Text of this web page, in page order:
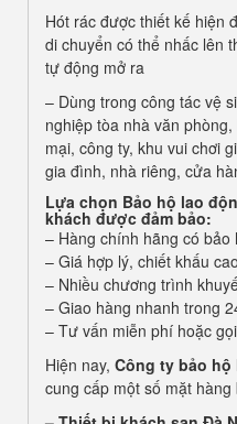
Hót rác được thiết kế hiện
di chuyển có thể nhấc lên
tự động mở ra
– Dùng trong công tác vệ
nghiệp tòa nhà văn
mại, công ty, khu vui chơi
gia đình, nhà riêng, cửa
Lựa chọn Bảo hộ lao
khách được đảm bảo:
– Hàng chính hãng có bảo
– Giá hợp lý, chiết khấu cao
– Nhiều chương trình
– Giao hàng nhanh trong
– Tư vấn miễn phí hoặc
Hiện nay, Công ty bảo hộ
cung cấp một số mặt